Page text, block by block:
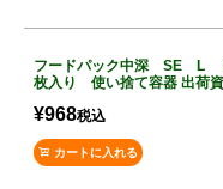
フードパック中深 SE L
枚入り 使い捨て容器 出荷
¥968税込
カートに入れる